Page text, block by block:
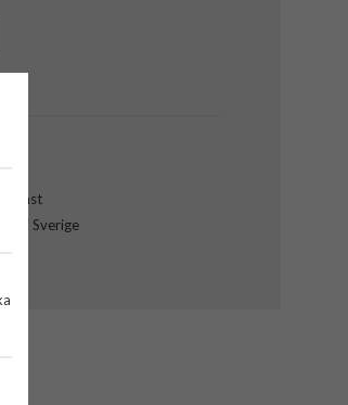
i Sverige